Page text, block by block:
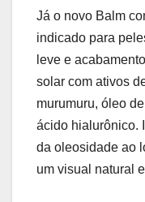
Já o novo Balm
indicado para
leve e
solar com ativos
murumuru, óleo
ácido hialurônico.
da oleosidade ao
um visual natural